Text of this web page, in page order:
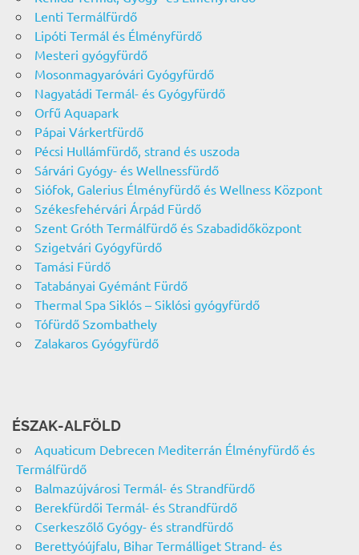
Lenti Termálfürdő
Lipóti Termál és Élményfürdő
Mesteri gyógyfürdő
Mosonmagyaróvári Gyógyfürdő
Nagyatádi Termál- és Gyógyfürdő
Orfű Aquapark
Pápai Várkertfürdő
Pécsi Hullámfürdő, strand és uszoda
Sárvári Gyógy- és Wellnessfürdő
Siófok, Galerius Élményfürdő és Wellness Központ
Székesfehérvári Árpád Fürdő
Szent Gróth Termálfürdő és Szabadidőközpont
Szigetvári Gyógyfürdő
Tamási Fürdő
Tatabányai Gyémánt Fürdő
Thermal Spa Siklós – Siklósi gyógyfürdő
Tófürdő Szombathely
Zalakaros Gyógyfürdő
ÉSZAK-ALFÖLD
Aquaticum Debrecen Mediterrán Élményfürdő és
Termálfürdő
Balmazújvárosi Termál- és Strandfürdő
Berekfürdői Termál- és Strandfürdő
Cserkeszőlő Gyógy- és strandfürdő
Berettyóújfalu, Bihar Termálliget Strand- és